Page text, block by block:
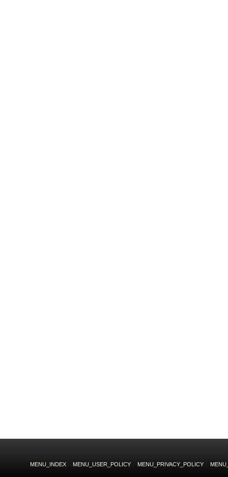
MENU_INDEX MENU_USER_POLICY MENU_PRIVACY_POLICY